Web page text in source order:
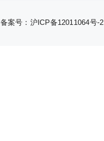
备案号：沪ICP备12011064号-2